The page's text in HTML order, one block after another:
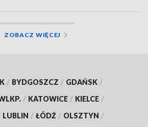
ZOBACZ WIĘCEJ
/ BYDGOSZCZ / GDAŃSK /
/ KATOWICE / KIELCE /
LUBLIN / ŁÓDŹ / OLSZTYN /